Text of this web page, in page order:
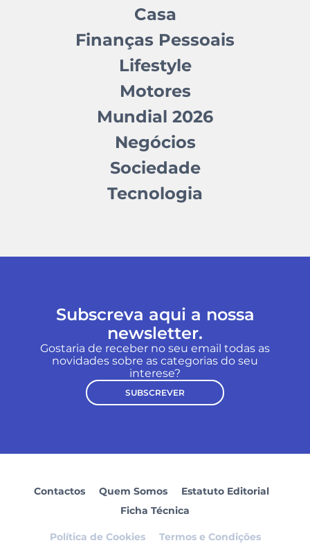
Casa
Finanças Pessoais
Lifestyle
Motores
Mundial 2026
Negócios
Sociedade
Tecnologia
Subscreva aqui a nossa
newsletter.
Gostaria de receber no seu email todas as
novidades sobre as categorias do seu
interese?
SUBSCREVER
Contactos Quem Somos
Estatuto Editorial
Ficha Técnica
Política de Cookies Termos e Condições